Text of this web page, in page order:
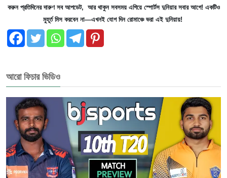
করুন প্রতিদিনের দারুণ সব আপডেট, আর থাকুন সবসময় এগিয়ে স্পোর্টস দুনিয়ার সবার আগে! একটিও
মুহূর্ত মিস করবেন না—এখনই যোগ দিন রোমাঞ্চে ভরা এই দুনিয়ায়!
আরো ফিচার ভিডিও